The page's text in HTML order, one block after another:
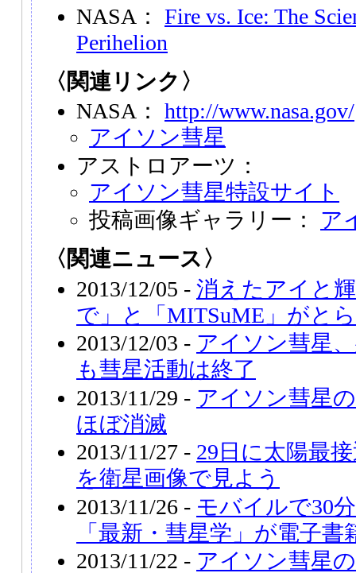
NASA： Fire vs. Ice: The
Perihelion
〈関連リンク〉
NASA： http://www.nasa.gov/
アイソン彗星
アストロアーツ：
アイソン彗星特設サイト
投稿画像ギャラリー： ア
〈関連ニュース〉
2013/12/05 - 消えたアイと
で」と「MITSuME」がと
2013/12/03 - アイソン彗星
も彗星活動は終了
2013/11/29 - アイソン彗星
ほぼ消滅
2013/11/27 - 29日に太陽最
を衛星画像で見よう
2013/11/26 - モバイルで30
「最新・彗星学」が電子書
2013/11/22 - アイソン彗星